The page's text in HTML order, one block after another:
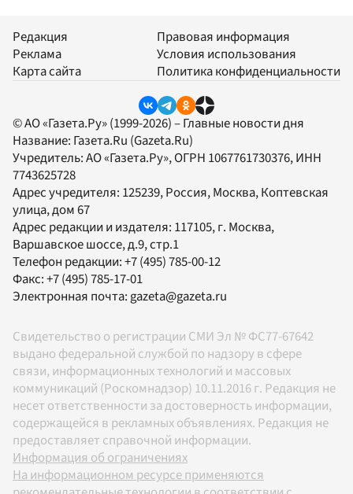
Редакция
Реклама
Карта сайта
Правовая информация
Условия использования
Политика конфиденциальности
© АО «Газета.Ру» (1999-2026) – Главные новости дня
Название: Газета.Ru (Gazeta.Ru)
Учредитель:АО «Газета.Ру», ОГРН 1067761730376, ИНН
7743625728
Адрес учредителя: 125239, Россия, Москва, Коптевская
улица, дом 67
Адрес редакции и издателя: 117105, г. Москва,
Варшавское шоссе, д.9, стр.1
Телефон редакции:+7 (495) 785-00-12
Факс:+7 (495) 785-17-01
Электронная почта:gazeta@gazeta.ru
Свидетельство о регистрации СМИ Эл № ФС77-67642
выдано федеральной службой по надзору в сфере
связи, информационных технологий и массовых
коммуникаций (Роскомнадзор) 10.11.2016 г. Редакция не
несет ответственности за достоверность информации,
содержащейся в рекламных объявлениях. Редакция не
предоставляет справочной информации.
Информация об ограничениях
На информационном ресурсе применяются